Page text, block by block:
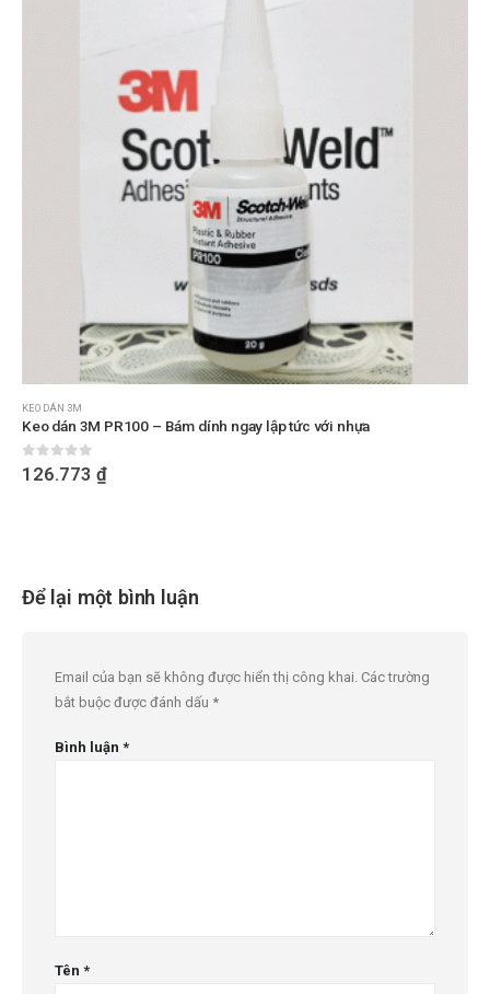
KEO DÁN 3M
Keo dán 3M PR100 – Bám dính ngay lập tức với nhựa
0 out of 5
126.773 ₫
Để lại một bình luận
Email của bạn sẽ không được hiển thị công khai. Các trường
bắt buộc được đánh dấu *
Bình luận *
Tên *